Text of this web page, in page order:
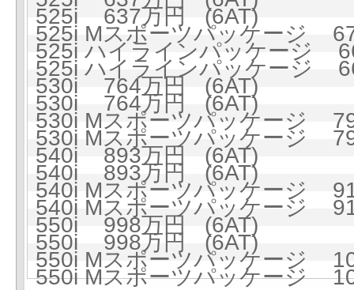
525i 637万円 (6AT)
525i Mスポーツパッケージ
525i ハイラインパッケージ
525i ハイラインパッケージ
530i 764万円 (6AT)
530i 764万円 (6AT)
530i Mスポーツパッケージ
530i Mスポーツパッケージ
540i 893万円 (6AT)
540i 893万円 (6AT)
540i Mスポーツパッケージ
540i Mスポーツパッケージ
550i 998万円 (6AT)
550i 998万円 (6AT)
550i Mスポーツパッケージ
550i Mスポーツパッケージ